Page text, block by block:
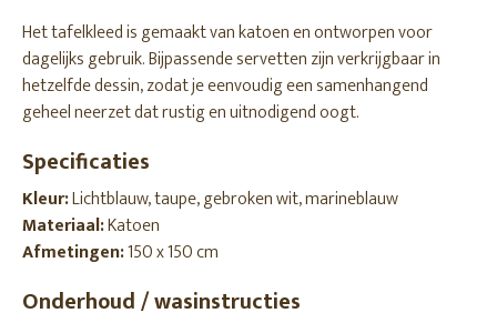
Het tafelkleed is gemaakt van katoen en ontworpen voor
dagelijks gebruik. Bijpassende servetten zijn verkrijgbaar in
hetzelfde dessin, zodat je eenvoudig een samenhangend
geheel neerzet dat rustig en uitnodigend oogt.
Specificaties
Kleur:Lichtblauw, taupe, gebroken wit, marineblauw
Materiaal:Katoen
Afmetingen:150 x 150 cm
Onderhoud / wasinstructies